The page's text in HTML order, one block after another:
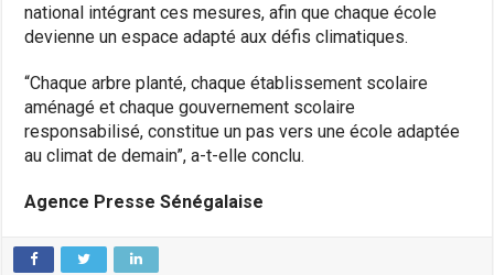
national intégrant ces mesures, afin que chaque école
devienne un espace adapté aux défis climatiques.
“Chaque arbre planté, chaque établissement scolaire
aménagé et chaque gouvernement scolaire
responsabilisé, constitue un pas vers une école adaptée
au climat de demain”, a-t-elle conclu.
Agence Presse Sénégalaise